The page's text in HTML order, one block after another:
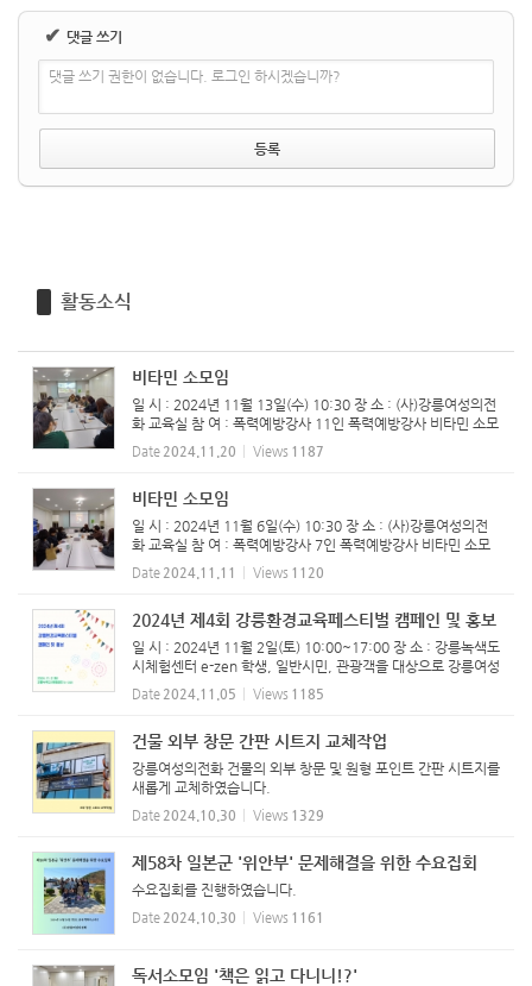
✔ 댓글 쓰기
댓글 쓰기 권한이 없습니다. 로그인 하시겠습니까?
활동소식
비타민 소모임
일 시 : 2024년 11월 13일(수) 10:30 장 소 : (사)강릉여성의전
화 교육실 참 여 : 폭력예방강사 11인 ​폭력예방강사 비타민 소모
임 진행하였습니다.
Date 2024.11.20 Views 1187
비타민 소모임
일 시 : 2024년 11월 6일(수) 10:30 장 소 : (사)강릉여성의전
화 교육실 참 여 : 폭력예방강사 7인 ​폭력예방강사 비타민 소모
임 진행하였습니다.
Date 2024.11.11 Views 1120
2024년 제4회 강릉환경교육페스티벌 캠페인 및 홍보
일 시 : 2024년 11월 2일(토) 10:00~17:00 장 소 : 강릉녹색도
시체험센터 e-zen 학생, 일반시민, 관광객을 대상으로 강릉여성
의전화는 '동물실험, 동물성 원료 그만!'의 슬로건을 담은 '나만
의 비건 향수 만들기' 체험부스를 운영하였습니다. ...
Date 2024.11.05 Views 1185
건물 외부 창문 간판 시트지 교체작업
강릉여성의전화 건물의 외부 창문 및 원형 포인트 간판 시트지를
새롭게 교체하였습니다.
Date 2024.10.30 Views 1329
제58차 일본군 '위안부' 문제해결을 위한 수요집회
수요집회를 진행하였습니다.
Date 2024.10.30 Views 1161
독서소모임 '책은 읽고 다니니!?'